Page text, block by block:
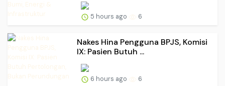
5 hours ago 6
Nakes Hina Pengguna BPJS, Komisi
IX: Pasien Butuh ...
6 hours ago 6